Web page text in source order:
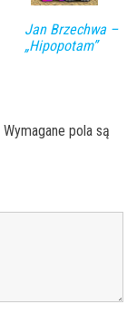
Jan Brzechwa –
„Hipopotam”
Wymagane pola są